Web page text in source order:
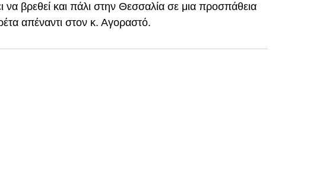
βρεθεί και πάλι στην Θεσσαλία σε μια προσπάθεια
απέναντι στον κ. Αγοραστό.